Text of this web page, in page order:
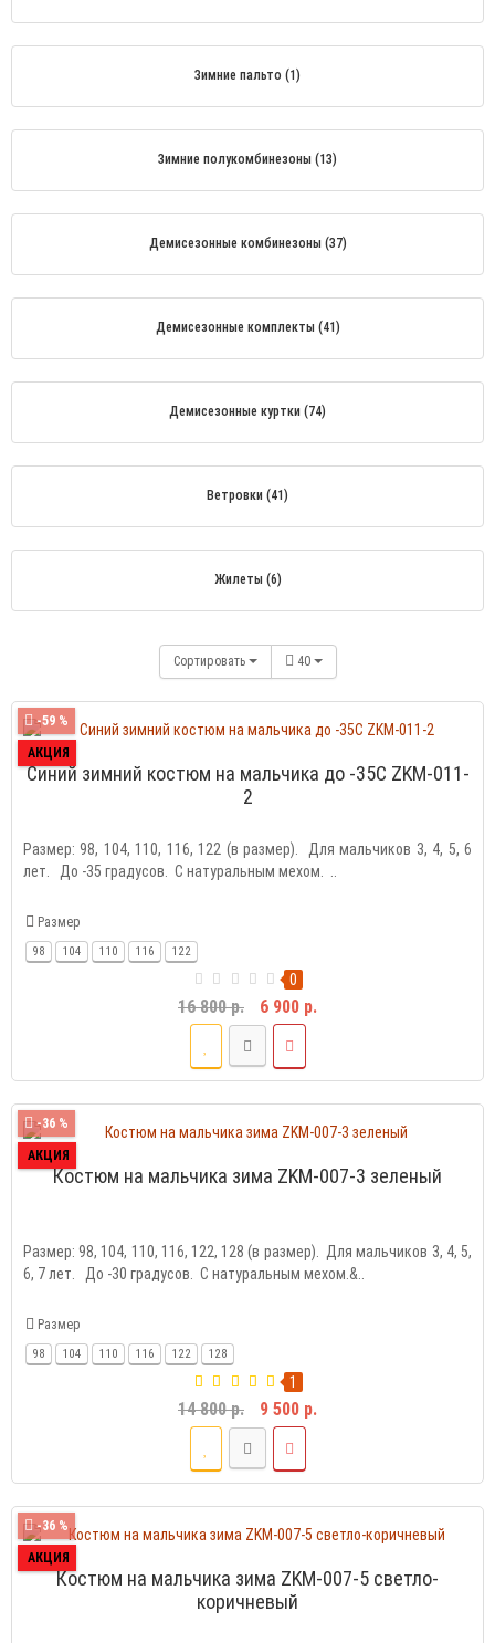
Зимние пальто (1)
Зимние полукомбинезоны (13)
Демисезонные комбинезоны (37)
Демисезонные комплекты (41)
Демисезонные куртки (74)
Ветровки (41)
Жилеты (6)
Сортировать 40
-59 %
АКЦИЯ
Синий зимний костюм на мальчика до -35С ZKM-011-
2
Размер: 98, 104, 110, 116, 122 (в размер). Для мальчиков 3, 4, 5, 6
лет. До -35 градусов. С натуральным мехом. ..
Размер
98 104 110 116 122
0
16 800 р. 6 900 р.
-36 %
АКЦИЯ
Костюм на мальчика зима ZKM-007-3 зеленый
Размер: 98, 104, 110, 116, 122, 128 (в размер). Для мальчиков 3, 4, 5,
6, 7 лет. До -30 градусов. С натуральным мехом.&..
Размер
98 104 110 116 122 128
1
14 800 р. 9 500 р.
-36 %
АКЦИЯ
Костюм на мальчика зима ZKM-007-5 светло-
коричневый